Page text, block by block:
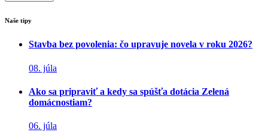
Naše tipy
Stavba bez povolenia: čo upravuje novela v roku 2026?
08. júla
Ako sa pripraviť a kedy sa spúšťa dotácia Zelená
domácnostiam?
06. júla